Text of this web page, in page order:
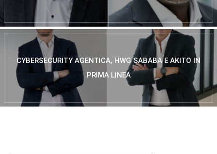
CYBERSECURITY AGENTICA, HWG SABABA E AKITO IN
PRIMA LINEA